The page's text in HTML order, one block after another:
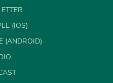
(IOS)
(ANDROID)